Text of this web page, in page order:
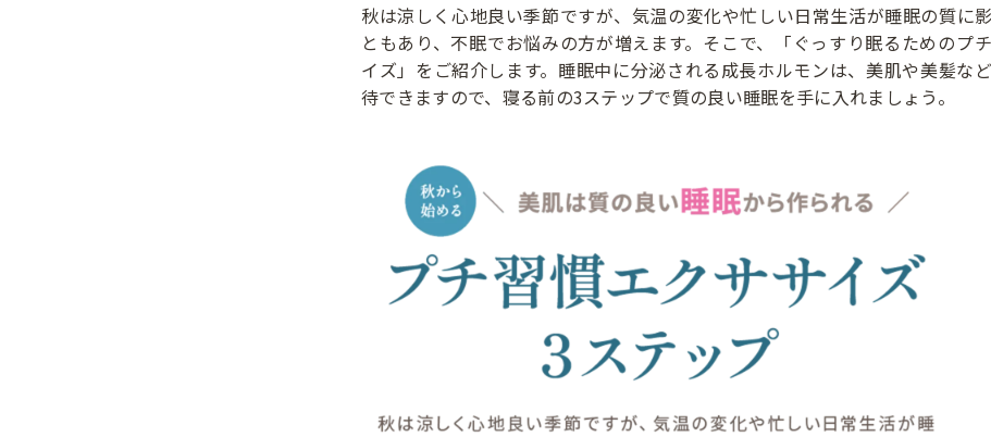
秋は涼しく心地良い季節ですが、気温の変化や忙しい日常生活が睡眠の質に
ともあり、不眠でお悩みの方が増えます。そこで、「ぐっすり眠るためのプ
イズ」をご紹介します。睡眠中に分泌される成長ホルモンは、美肌や美髪な
待できますので、寝る前の3ステップで質の良い睡眠を手に入れましょう。